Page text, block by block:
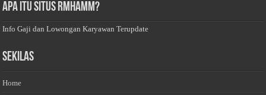
Apa Itu Situs Rmhamm?
Info Gaji dan Lowongan Karyawan Terupdate
Sekilas
Home